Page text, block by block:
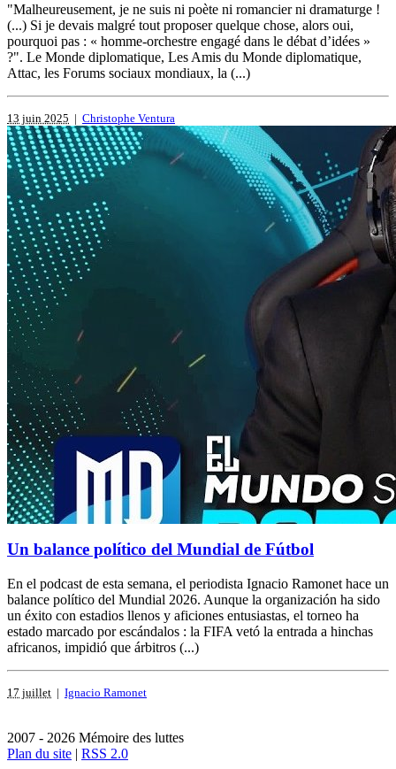
"Malheureusement, je ne suis ni poète ni romancier ni dramaturge !
(...) Si je devais malgré tout proposer quelque chose, alors oui,
pourquoi pas : « homme-orchestre engagé dans le débat d’idées »
?". Le Monde diplomatique, Les Amis du Monde diplomatique,
Attac, les Forums sociaux mondiaux, la (...)
13 juin 2025 | Christophe Ventura
Un balance político del Mundial de Fútbol
En el podcast de esta semana, el periodista Ignacio Ramonet hace un
balance político del Mundial 2026. Aunque la organización ha sido
un éxito con estadios llenos y aficiones entusiastas, el torneo ha
estado marcado por escándalos : la FIFA vetó la entrada a hinchas
africanos, impidió que árbitros (...)
17 juillet | Ignacio Ramonet
2007 - 2026 Mémoire des luttes
Plan du site | RSS 2.0